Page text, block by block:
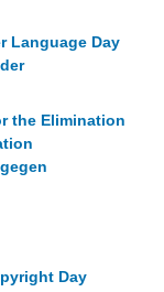
Language Day
the Elimination
Day